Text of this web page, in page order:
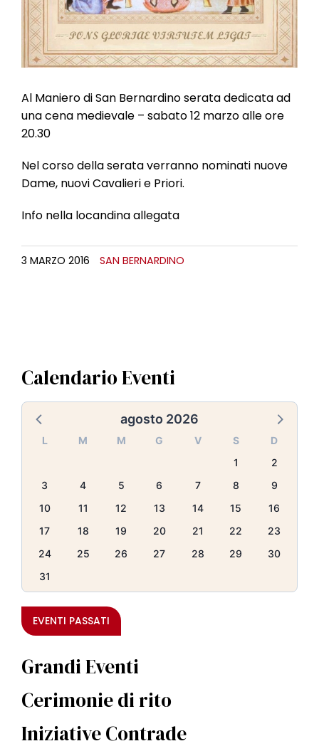
Al Maniero di San Bernardino serata dedicata ad
una cena medievale – sabato 12 marzo alle ore
20.30
Nel corso della serata verranno nominati nuove
Dame, nuovi Cavalieri e Priori.
Info nella locandina allegata
3 MARZO 2016 SAN BERNARDINO
Calendario Eventi
agosto 2026
L M M G V S
D
1
2
3
4 5 6 7 8
9
10
11 12 13 14 15
16
17
18 19 20 21 22
23
24
25 26 27 28 29
30
31
EVENTI PASSATI
Grandi Eventi
Cerimonie di rito
Iniziative Contrade